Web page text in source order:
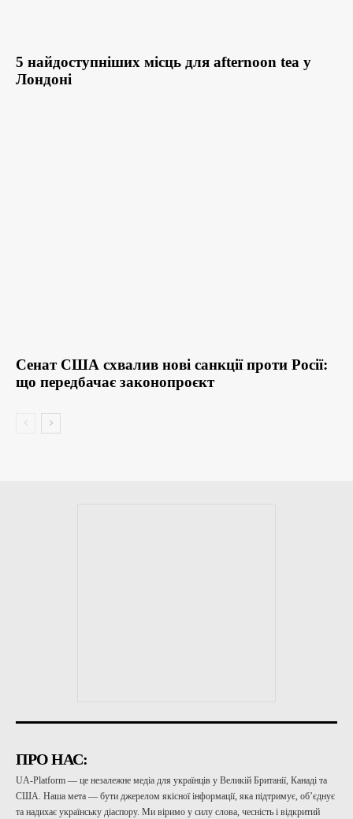
5 найдоступніших місць для afternoon tea у
Лондоні
Сенат США схвалив нові санкції проти Росії:
що передбачає законопроєкт
ПРО НАС:
UA-Platform — це незалежне медіа для українців у Великій Британії, Канаді та
США. Наша мета — бути джерелом якісної інформації, яка підтримує, об’єднує
та надихає українську діаспору. Ми віримо у силу слова, чесність і відкритий